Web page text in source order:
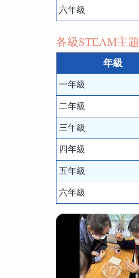
六年級
各級STEAM主題
年級
一年級
二年級
三年級
四年級
五年級
六年級